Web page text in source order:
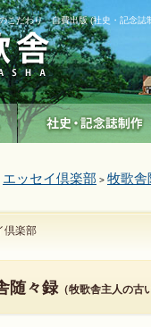
こだわり 自費出版 (社史・記念誌
エッセイ倶楽部 > 牧歌舎
倶楽部
随々録（牧歌舎主人の古